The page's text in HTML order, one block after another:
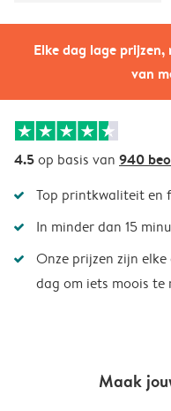
Elke dag lage
van
4.5op basis van 940
Top printkwaliteit en
In minder dan 15
Onze prijzen zijn
dag om iets moois te
Maak